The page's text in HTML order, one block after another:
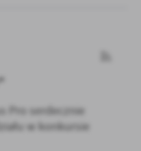
Pro serdecznie
w konkursie